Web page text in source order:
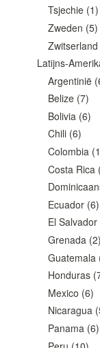
Tsjechie (1)
Zweden (5)
Zwitserland
Latijns-
Argentinië
Belize (7)
Bolivia (6)
Chili (6)
Colombia
Costa Rica
Ecuador (6)
El Salvador
Grenada (2)
Guatemala
Honduras
Mexico (6)
Nicaragua
Panama (6)